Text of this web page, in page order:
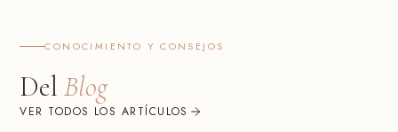
CONOCIMIENTO Y CONSEJOS
DelBlog
VER TODOS LOS ARTÍCULOS